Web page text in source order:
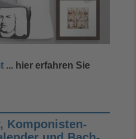
... hier erfahren Sie
Komponisten-